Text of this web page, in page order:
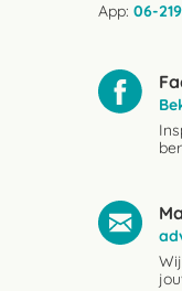
App: 06-